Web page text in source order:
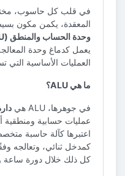
في قلب كل حاسوب،
المعقدة، يكمن مكون
وحدة الحساب والمنطق (ALU)
العمليات الأساسية
ما هي ALU؟
في جوهرها، ALU هي
عمليات حسابية ومنطقية
كمدخل ثنائي، وتعالجه
كل ذلك خلال دورة ساعة